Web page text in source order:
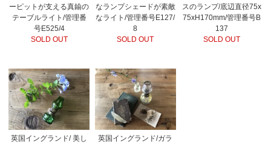
ーピットが支える真鍮の
テーブルライト/管理番
号E525/4
SOLD OUT
なランプシェードが素敵
なライト/管理番号E127/
8
SOLD OUT
スのランプ/底辺直径75x
75xH170mm/管理番号B
137
SOLD OUT
英国イングランド/ 美し
英国イングランド/ガラ